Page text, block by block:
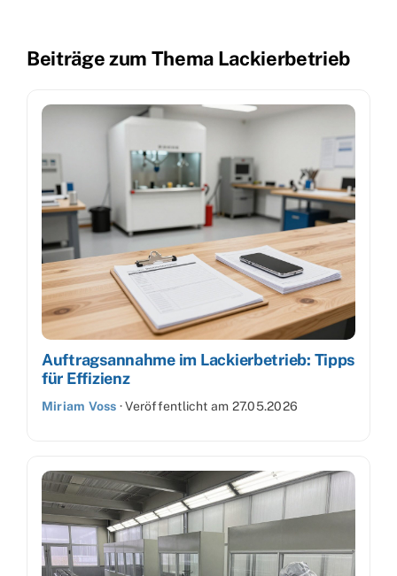
Beiträge zum Thema Lackierbetrieb
Auftragsannahme im Lackierbetrieb: Tipps
für Effizienz
Miriam Voss ·Veröffentlicht am 27.05.2026